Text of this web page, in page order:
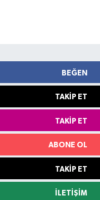
BEĞEN
TAKIP ET
TAKIP ET
ABONE OL
TAKIP ET
İLETIŞIM